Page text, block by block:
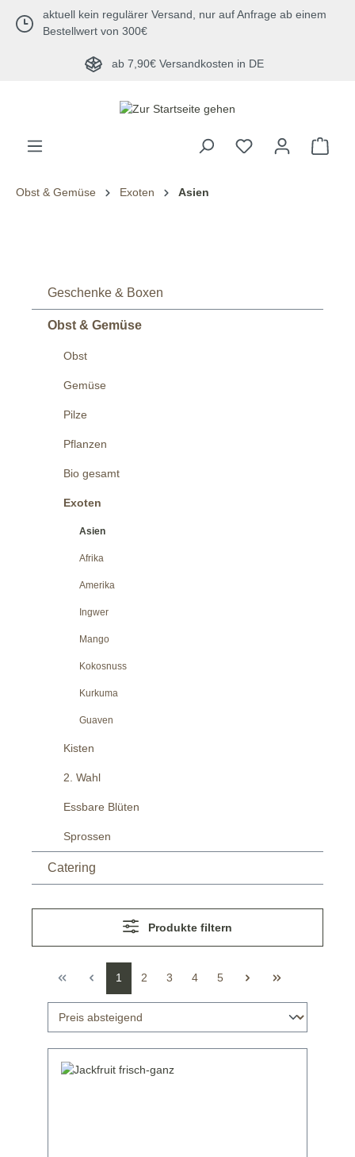
springen
aktuell kein regulärer Versand, nur auf Anfrage ab einem
Bestellwert von 300€
ab 7,90€ Versandkosten in DE
Obst & Gemüse Exoten Asien
Geschenke & Boxen
Obst & Gemüse
Obst
Gemüse
Pilze
Pflanzen
Bio gesamt
Exoten
Asien
Afrika
Amerika
Ingwer
Mango
Kokosnuss
Kurkuma
Guaven
Kisten
2. Wahl
Essbare Blüten
Sprossen
Catering
Produkte filtern
1 2 3 4 5